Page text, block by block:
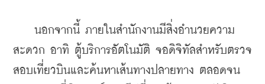
นอกจากนี้ ภายในสำนักงานมีสิ่งอำนวยความ
สะดวก อาทิ ตู้บริการอัตโนมัติ จอดิจิทัลสำหรับตรวจ
สอบเที่ยวบินและค้นหาเส้นทางปลายทาง ตลอดจน